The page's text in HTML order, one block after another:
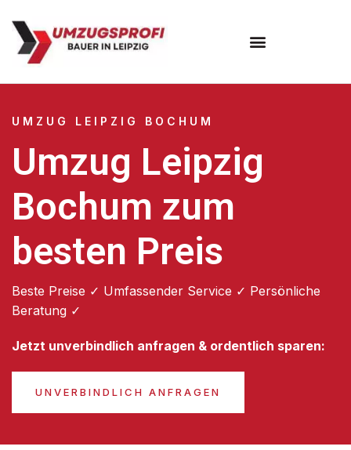
UMZUG LEIPZIG BOCHUM
Umzug Leipzig
Bochum zum
besten Preis
Beste Preise ✓ Umfassender Service ✓ Persönliche
Beratung ✓
Jetzt unverbindlich anfragen & ordentlich sparen:
UNVERBINDLICH ANFRAGEN